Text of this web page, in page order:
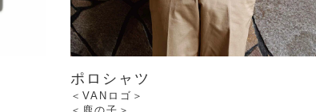
ポロシャツ
＜VANロゴ＞